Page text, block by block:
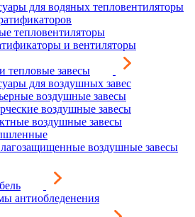
для водяных тепловентиляторы
тепловентиляторы
и вентиляторы
тепловые завесы
для воздушных завес
воздушные завесы
воздушные завесы
воздушные завесы
воздушные завесы
антиобледенения